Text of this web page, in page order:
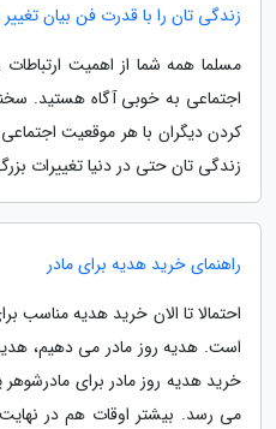
زندگی تان را با قدرت فن بیان
مسلما همه شما از اهمیت
اجتماعی به خوبی آگاه هستید.
کردن دیگران با هر موقعیت
زندگی تان حتی در دنیا تغییرات
راهنمای خرید هدیه برای مادر
احتمالا تا الان خرید هدیه مناسب
است. هدیه روز مادر می دهیم،
خرید هدیه روز مادر برای
می رسد. بیشتر اوقات هم در